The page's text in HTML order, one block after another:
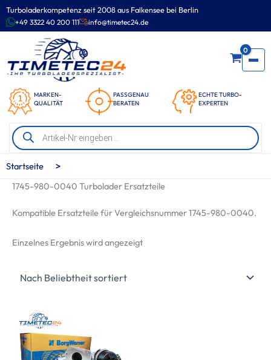
Turboladerkompetenz seit 2008 aus Falkensee bei Berlin
+49 3322 40 200 111 info@timetec24.de
MARKEN-
QUALITÄT
PASSGENAU
BERATEN
ECHTE TURBO-
EXPERTEN
0
Products
search
Zum
Inhalt
springen
Startseite >
1745-980-0040 Turbolader Ersatzteile
Kompatible Ersatzteile für Vergleichsnummer 1745-980-0040.
Einzelnes Ergebnis wird angezeigt